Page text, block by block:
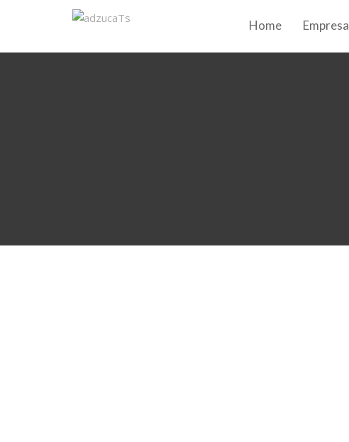
Home Empresa